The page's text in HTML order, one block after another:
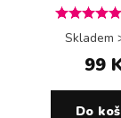
Skladem
99
Do